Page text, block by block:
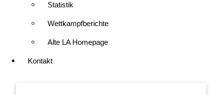
Statistik
Wettkampfberichte
Alte LA Homepage
Kontakt